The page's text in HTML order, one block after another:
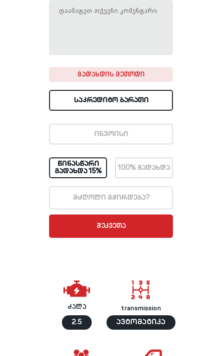
ᲒᲐᲓᲐᲮᲓᲘᲡ ᲛᲔᲗᲝᲓᲘ
ᲡᲐᲙᲠᲔᲓᲘᲢᲝ ᲑᲐᲠᲐᲗᲘ
ᲘᲜᲕᲝᲘᲡᲘ
ᲬᲘᲜᲐᲡᲬᲐᲠᲘ
ᲒᲐᲓᲐᲮᲓᲐ 15%
100% ᲒᲐᲓᲐᲮᲓᲐ
მძღოლი გჭირდება?
ᲨᲔᲙᲕᲔᲗᲐ
ძალა
2.5
transmission
ავტომატიკა